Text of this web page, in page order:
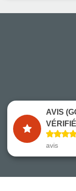
AVIS
avis